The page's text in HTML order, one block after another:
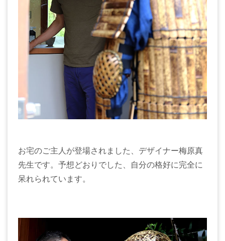
お宅のご主人が登場されました、デザイナー梅原真
先生です。予想どおりでした、自分の格好に完全に
呆れられています。